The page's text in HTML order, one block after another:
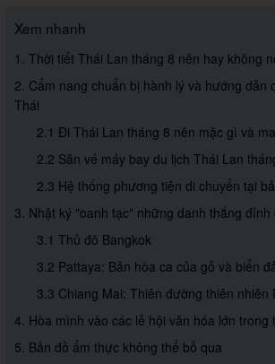
Xem nhanh
1. Thời tiết Thái Lan tháng 8 nên hay không
2. Cẩm nang chuẩn bị hành lý và hướng dẫn
Thái
2.1 Đi Thái Lan tháng 8 nên mặc gì và
2.2 Săn vé máy bay du lịch Thái Lan
2.3 Hệ thống phương tiện di chuyển tại
3. Nhật ký "oanh tạc" những danh thắng đỉnh
3.1 Thủ đô Bangkok
3.2 Pattaya: Bản hòa ca của gỗ và biển
3.3 Chiang Mai: Thiên đường thiên nhiên
4. Hòa mình vào các lễ hội văn hóa lớn trong
5. Bản đồ ẩm thực không thể bỏ qua